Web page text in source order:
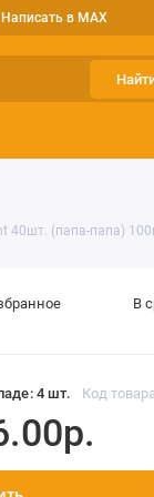
Написать в MAX
40шт. (папа-папа)
4 шт. Код
В